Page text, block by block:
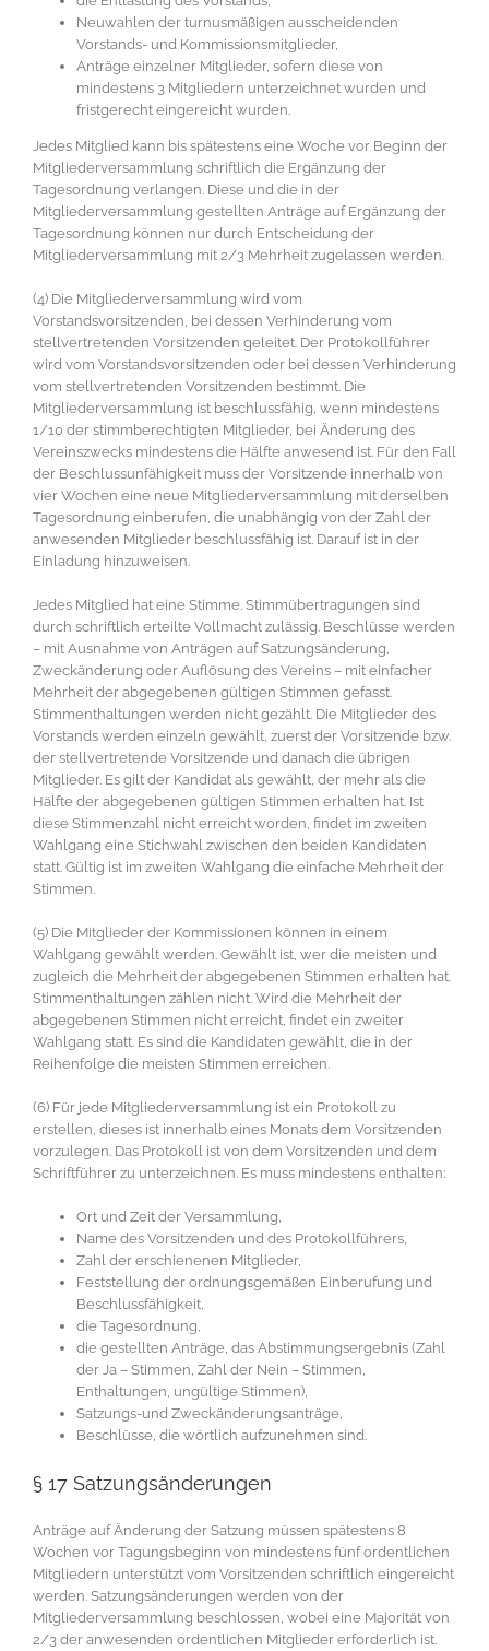
Neuwahlen der turnusmäßigen ausscheidenden
Vorstands- und Kommissionsmitglieder,
Anträge einzelner Mitglieder, sofern diese von
mindestens 3 Mitgliedern unterzeichnet wurden und
fristgerecht eingereicht wurden.
Jedes Mitglied kann bis spätestens eine Woche vor Beginn der
Mitgliederversammlung schriftlich die Ergänzung der
Tagesordnung verlangen. Diese und die in der
Mitgliederversammlung gestellten Anträge auf Ergänzung der
Tagesordnung können nur durch Entscheidung der
Mitgliederversammlung mit 2/3 Mehrheit zugelassen werden.
(4) Die Mitgliederversammlung wird vom
Vorstandsvorsitzenden, bei dessen Verhinderung vom
stellvertretenden Vorsitzenden geleitet. Der Protokollführer
wird vom Vorstandsvorsitzenden oder bei dessen Verhinderung
vom stellvertretenden Vorsitzenden bestimmt. Die
Mitgliederversammlung ist beschlussfähig, wenn mindestens
1/10 der stimmberechtigten Mitglieder, bei Änderung des
Vereinszwecks mindestens die Hälfte anwesend ist. Für den Fall
der Beschlussunfähigkeit muss der Vorsitzende innerhalb von
vier Wochen eine neue Mitgliederversammlung mit derselben
Tagesordnung einberufen, die unabhängig von der Zahl der
anwesenden Mitglieder beschlussfähig ist. Darauf ist in der
Einladung hinzuweisen.
Jedes Mitglied hat eine Stimme. Stimmübertragungen sind
durch schriftlich erteilte Vollmacht zulässig. Beschlüsse werden
– mit Ausnahme von Anträgen auf Satzungsänderung,
Zweckänderung oder Auflösung des Vereins – mit einfacher
Mehrheit der abgegebenen gültigen Stimmen gefasst.
Stimmenthaltungen werden nicht gezählt. Die Mitglieder des
Vorstands werden einzeln gewählt, zuerst der Vorsitzende bzw.
der stellvertretende Vorsitzende und danach die übrigen
Mitglieder. Es gilt der Kandidat als gewählt, der mehr als die
Hälfte der abgegebenen gültigen Stimmen erhalten hat. Ist
diese Stimmenzahl nicht erreicht worden, findet im zweiten
Wahlgang eine Stichwahl zwischen den beiden Kandidaten
statt. Gültig ist im zweiten Wahlgang die einfache Mehrheit der
Stimmen.
(5) Die Mitglieder der Kommissionen können in einem
Wahlgang gewählt werden. Gewählt ist, wer die meisten und
zugleich die Mehrheit der abgegebenen Stimmen erhalten hat.
Stimmenthaltungen zählen nicht. Wird die Mehrheit der
abgegebenen Stimmen nicht erreicht, findet ein zweiter
Wahlgang statt. Es sind die Kandidaten gewählt, die in der
Reihenfolge die meisten Stimmen erreichen.
(6) Für jede Mitgliederversammlung ist ein Protokoll zu
erstellen, dieses ist innerhalb eines Monats dem Vorsitzenden
vorzulegen. Das Protokoll ist von dem Vorsitzenden und dem
Schriftführer zu unterzeichnen. Es muss mindestens enthalten:
Ort und Zeit der Versammlung,
Name des Vorsitzenden und des Protokollführers,
Zahl der erschienenen Mitglieder,
Feststellung der ordnungsgemäßen Einberufung und
Beschlussfähigkeit,
die Tagesordnung,
die gestellten Anträge, das Abstimmungsergebnis (Zahl
der Ja – Stimmen, Zahl der Nein – Stimmen,
Enthaltungen, ungültige Stimmen),
Satzungs-und Zweckänderungsanträge,
Beschlüsse, die wörtlich aufzunehmen sind.
§ 17 Satzungsänderungen
Anträge auf Änderung der Satzung müssen spätestens 8
Wochen vor Tagungsbeginn von mindestens fünf ordentlichen
Mitgliedern unterstützt vom Vorsitzenden schriftlich eingereicht
werden. Satzungsänderungen werden von der
Mitgliederversammlung beschlossen, wobei eine Majorität von
2/3 der anwesenden ordentlichen Mitglieder erforderlich ist.